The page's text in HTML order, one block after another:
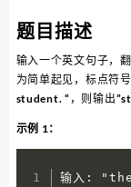
题目描述
输入一个英文句子，
为简单起见，标点符
student. “，则输出
示例 1：
输入: